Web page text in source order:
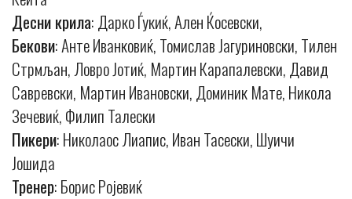
Десни крила: Дарко Ѓукиќ, Ален Ќосевски,
Бекови: Анте Иванковиќ, Томислав Јагуриновски, Тилен
Стрмљан, Ловро Јотиќ, Мартин Карапалевски, Давид
Савревски, Мартин Ивановски, Доминик Мате, Никола
Зечевиќ, Филип Талески
Пикери: Николаос Лиапис, Иван Тасески, Шуичи
Јошида
Тренер: Борис Ројевиќ